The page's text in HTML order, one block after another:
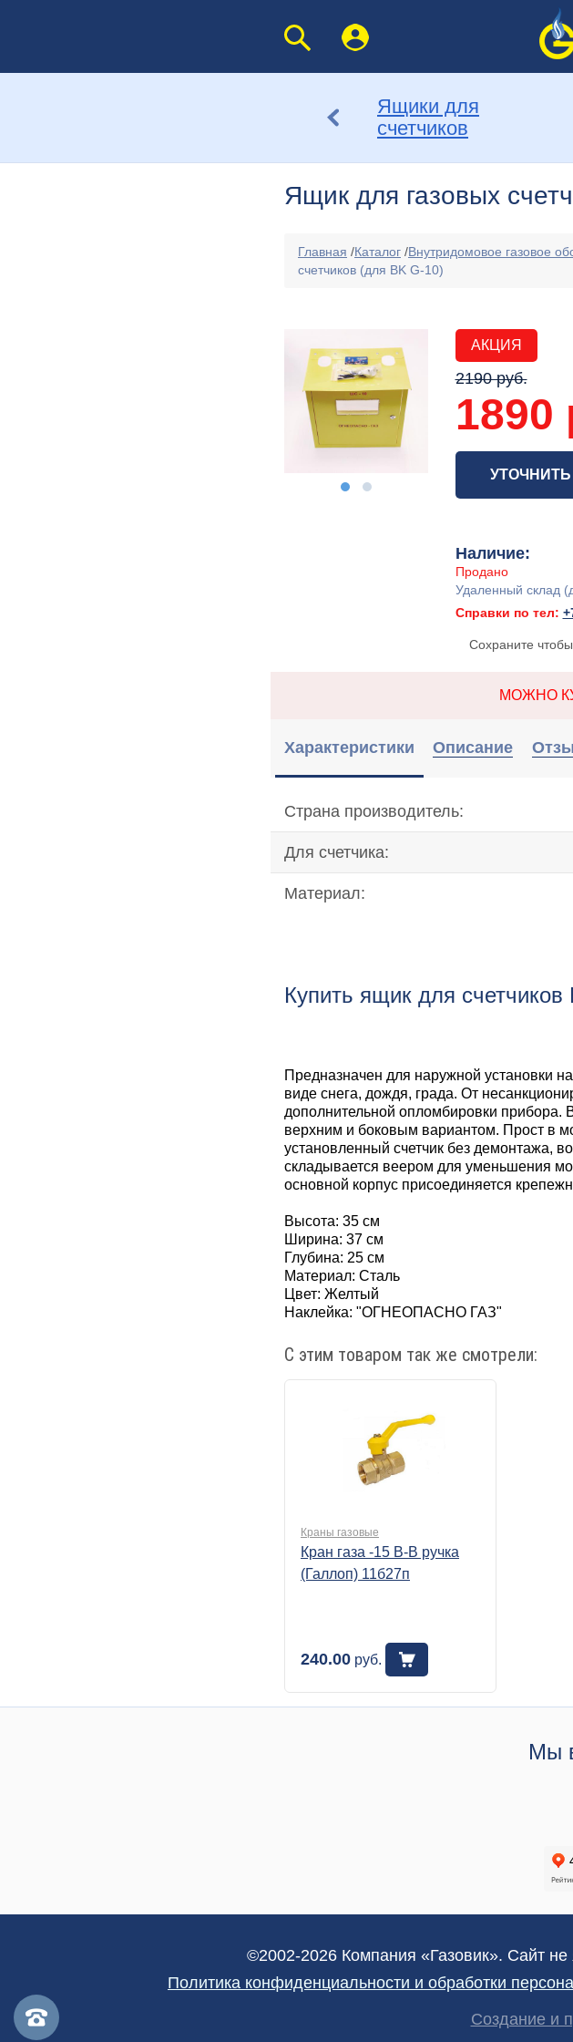
Ящики для
счетчиков
Ящик для газовых
Главная /Каталог /Внутридомовое газовое
счетчиков (для BK G-10)
АКЦИЯ
2190 руб.
1890
УТОЧНИТЬ
Наличие:
Продано
Удаленный склад
Справки по тел:
Сохраните
МОЖНО
Характеристики
Страна производитель:
Для счетчика:
Материал:
Описание
Купить ящик для
Предназначен для наружной установки
виде снега, дождя, града. От
дополнительной опломбировки прибора.
верхним и боковым вариантом. Прост в
установленный счетчик без демонтажа,
складывается веером для уменьшения
основной корпус присоединяется
Высота: 35 см
Ширина: 37 см
Глубина: 25 см
Материал: Сталь
Цвет: Желтый
Наклейка: "ОГНЕОПАСНО ГАЗ"
С этим товаром так же смотрели:
Краны газовые
Кран газа -15 В-В ручка
(Галлоп) 11б27п
240.00 руб.
Мы
©2002-2026 Компания «Газовик». Сайт
Политика конфиденциальности и обработки
Создание и